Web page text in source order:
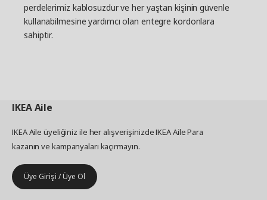
perdelerimiz kablosuzdur ve her yaştan kişinin güvenle
kullanabilmesine yardımcı olan entegre kordonlara
sahiptir.
IKEAAile
IKEA Aile üyeliğiniz ile her alışverişinizde IKEA Aile Para
kazanın ve kampanyaları kaçırmayın.
Üye Girişi / Üye Ol